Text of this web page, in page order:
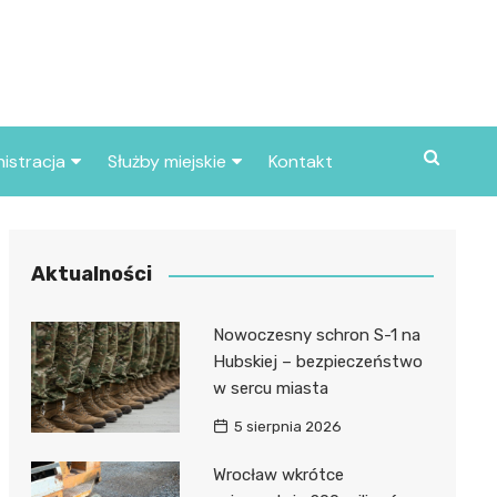
miasta
Służby miejskie
Policja
Kontakt
Aktualności
Nowoczesny schron S-1 na
Hubskiej – bezpieczeństwo
w sercu miasta
5 sierpnia 2026
Wrocław wkrótce